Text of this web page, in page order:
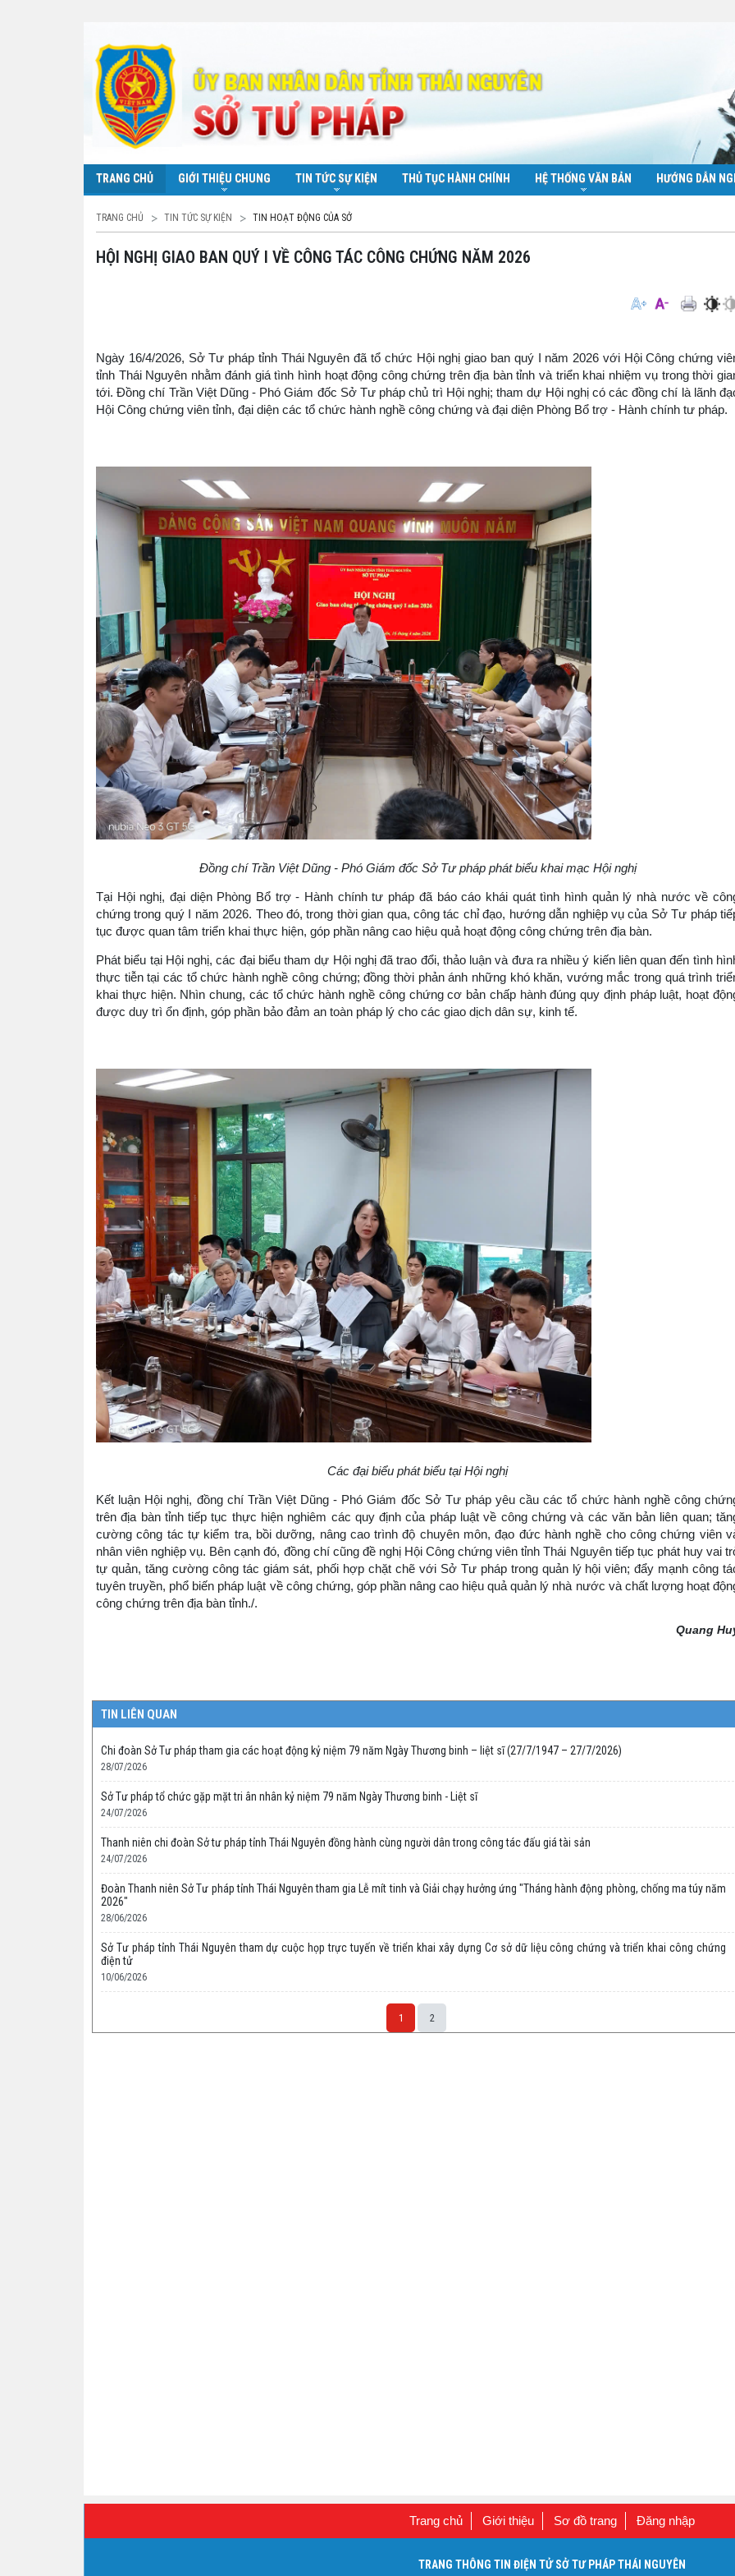
TRANG CHỦ GIỚI THIỆU CHUNG TIN TỨC SỰ KIỆN THỦ TỤC HÀNH CHÍNH HỆ THỐNG VĂN BẢN HƯỚNG DẪN
TRANG CHỦ TIN TỨC SỰ KIỆN TIN HOẠT ĐỘNG CỦA SỞ
HỘI NGHỊ GIAO BAN QUÝ I VỀ CÔNG TÁC CÔNG CHỨNG NĂM 2026
Ngày 16/4/2026, Sở Tư pháp tỉnh Thái Nguyên đã tổ chức Hội nghị giao ban quý I năm 2026 với Hội Công chứng
tỉnh Thái Nguyên nhằm đánh giá tình hình hoạt động công chứng trên địa bàn tỉnh và triển khai nhiệm vụ trong thời
tới. Đồng chí Trần Việt Dũng - Phó Giám đốc Sở Tư pháp chủ trì Hội nghị; tham dự Hội nghị có các đồng chí là lãnh
Hội Công chứng viên tỉnh, đại diện các tổ chức hành nghề công chứng và đại diện Phòng Bổ trợ - Hành chính tư pháp.
Đồng chí Trần Việt Dũng - Phó Giám đốc Sở Tư pháp phát biểu khai mạc Hội nghị
Tại Hội nghị, đại diện Phòng Bổ trợ - Hành chính tư pháp đã báo cáo khái quát tình hình quản lý nhà nước về
chứng trong quý I năm 2026. Theo đó, trong thời gian qua, công tác chỉ đạo, hướng dẫn nghiệp vụ của Sở Tư pháp
tục được quan tâm triển khai thực hiện, góp phần nâng cao hiệu quả hoạt động công chứng trên địa bàn.
Phát biểu tại Hội nghị, các đại biểu tham dự Hội nghị đã trao đổi, thảo luận và đưa ra nhiều ý kiến liên quan đến tình
thực tiễn tại các tổ chức hành nghề công chứng; đồng thời phản ánh những khó khăn, vướng mắc trong quá trình
khai thực hiện. Nhìn chung, các tổ chức hành nghề công chứng cơ bản chấp hành đúng quy định pháp luật, hoạt
được duy trì ổn định, góp phần bảo đảm an toàn pháp lý cho các giao dịch dân sự, kinh tế.
Các đại biểu phát biểu tại Hội nghị
Kết luận Hội nghị, đồng chí Trần Việt Dũng - Phó Giám đốc Sở Tư pháp yêu cầu các tổ chức hành nghề công
trên địa bàn tỉnh tiếp tục thực hiện nghiêm các quy định của pháp luật về công chứng và các văn bản liên quan;
cường công tác tự kiểm tra, bồi dưỡng, nâng cao trình độ chuyên môn, đạo đức hành nghề cho công chứng viên
nhân viên nghiệp vụ. Bên cạnh đó, đồng chí cũng đề nghị Hội Công chứng viên tỉnh Thái Nguyên tiếp tục phát huy vai
tự quản, tăng cường công tác giám sát, phối hợp chặt chẽ với Sở Tư pháp trong quản lý hội viên; đẩy mạnh công
tuyên truyền, phổ biến pháp luật về công chứng, góp phần nâng cao hiệu quả quản lý nhà nước và chất lượng hoạt
công chứng trên địa bàn tỉnh./.
Quang
TIN LIÊN QUAN
Chi đoàn Sở Tư pháp tham gia các hoạt động kỷ niệm 79 năm Ngày Thương binh – liệt sĩ (27/7/1947 – 27/7/2026)
28/07/2026
Sở Tư pháp tổ chức gặp mặt tri ân nhân kỷ niệm 79 năm Ngày Thương binh - Liệt sĩ
24/07/2026
Thanh niên chi đoàn Sở tư pháp tỉnh Thái Nguyên đồng hành cùng người dân trong công tác đấu giá tài sản
24/07/2026
Đoàn Thanh niên Sở Tư pháp tỉnh Thái Nguyên tham gia Lễ mít tinh và Giải chạy hưởng ứng "Tháng hành động phòng, chống ma túy năm
2026"
28/06/2026
Sở Tư pháp tỉnh Thái Nguyên tham dự cuộc họp trực tuyến về triển khai xây dựng Cơ sở dữ liệu công chứng và triển khai công chứng
điện tử
10/06/2026
1 2
Trang chủ Giới thiệu Sơ đồ trang Đăng nhập
TRANG THÔNG TIN ĐIỆN TỬ SỞ TƯ PHÁP THÁI NGUYÊN